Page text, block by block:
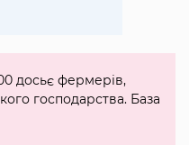
досьє фермерів,
господарства. База